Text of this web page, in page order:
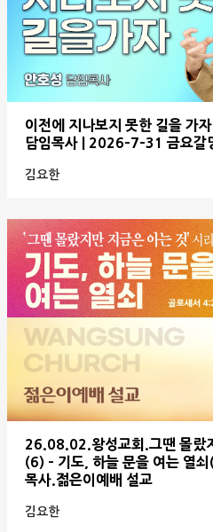
이전에 지나보지 못한 길을 가
담임목사 | 2026-7-31 금요갈
김요한
26.08.02.왕성교회.그땐 몰랐
(6) - 기도, 하늘 문을 여는 열
목사.젊은이예배 설교
김요한